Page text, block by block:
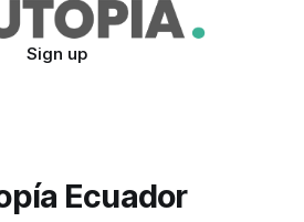
Sign up
Ecuador